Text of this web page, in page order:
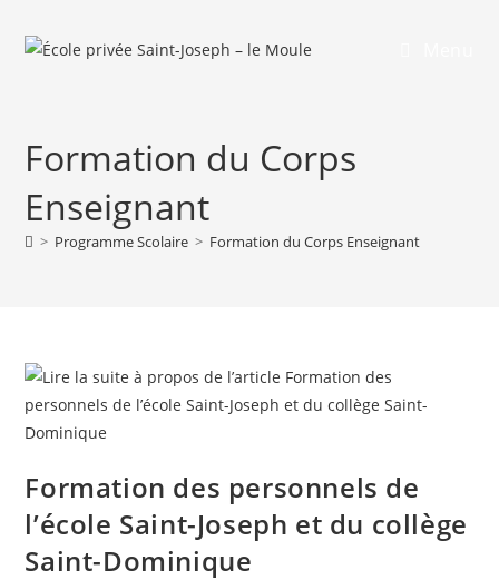
Formation du Corps
Enseignant
> Programme Scolaire > Formation du Corps Enseignant
Formation des personnels de
l’école Saint-Joseph et du collège
Saint-Dominique